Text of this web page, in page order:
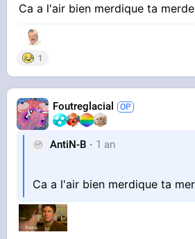
Ca a l'air bien merdique ta merde
1
Foutreglacial
AntiN-B 1 an
Ca a l'air bien merdique ta